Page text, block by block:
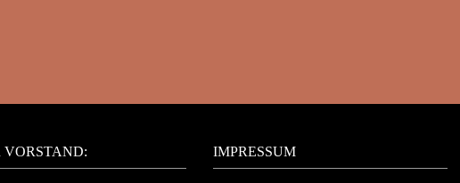
VORSTAND: IMPRESSUM